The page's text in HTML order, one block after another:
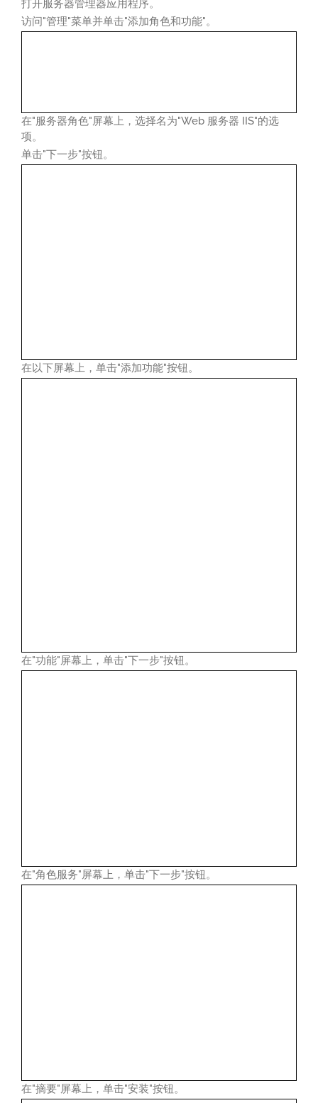
打开服务器管理器应用程序。
访问"管理"菜单并单击"添加角色和功能"。
在"服务器角色"屏幕上，选择名为"Web 服务器 IIS"的选
项。
单击"下一步"按钮。
在以下屏幕上，单击"添加功能"按钮。
在"功能"屏幕上，单击"下一步"按钮。
在"角色服务"屏幕上，单击"下一步"按钮。
在"摘要"屏幕上，单击"安装"按钮。